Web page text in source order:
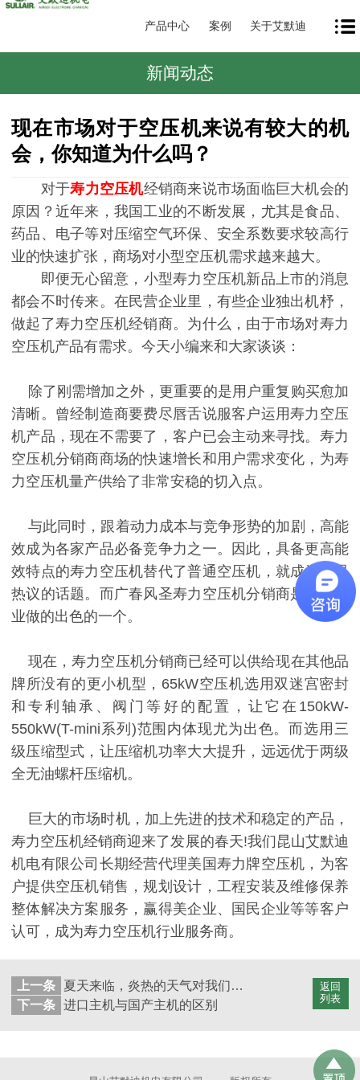
产品中心 案例 关于艾默迪
新闻动态
现在市场对于空压机来说有较大的机
会，你知道为什么吗？
对于寿力空压机经销商来说市场面临巨大机会的
原因？近年来，我国工业的不断发展，尤其是食品、
药品、电子等对压缩空气环保、安全系数要求较高行
业的快速扩张，商场对小型空压机需求越来越大。
即便无心留意，小型寿力空压机新品上市的消息
都会不时传来。在民营企业里，有些企业独出机杼，
做起了寿力空压机经销商。为什么，由于市场对寿力
空压机产品有需求。今天小编来和大家谈谈：
除了刚需增加之外，更重要的是用户重复购买愈加
清晰。曾经制造商要费尽唇舌说服客户运用寿力空压
机产品，现在不需要了，客户已会主动来寻找。寿力
空压机分销商商场的快速增长和用户需求变化，为寿
力空压机量产供给了非常安稳的切入点。
与此同时，跟着动力成本与竞争形势的加剧，高能
效成为各家产品必备竞争力之一。因此，具备更高能
效特点的寿力空压机替代了普通空压机，就成为业界
热议的话题。而广春风圣寿力空压机分销商是把此事
业做的出色的一个。
现在，寿力空压机分销商已经可以供给现在其他品
牌所没有的更小机型，65kW空压机选用双迷宫密封
和专利轴承、阀门等好的配置，让它在150kW-
550kW(T-mini系列)范围内体现尤为出色。而选用三
级压缩型式，让压缩机功率大大提升，远远优于两级
全无油螺杆压缩机。
巨大的市场时机，加上先进的技术和稳定的产品，
寿力空压机经销商迎来了发展的春天!我们昆山艾默迪
机电有限公司长期经营代理美国寿力牌空压机，为客
户提供空压机销售，规划设计，工程安装及维修保养
整体解决方案服务，赢得美企业、国民企业等等客户
认可，成为寿力空压机行业服务商。
返回
列表
上一条
夏天来临，炎热的天气对我们空压机的影响
下一条 进口主机与国产主机的区别